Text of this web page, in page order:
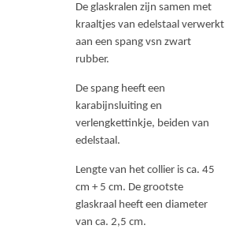
De glaskralen zijn samen met
kraaltjes van edelstaal verwerkt
aan een spang vsn zwart
rubber.
De spang heeft een
karabijnsluiting en
verlengkettinkje, beiden van
edelstaal.
Lengte van het collier is ca. 45
cm + 5 cm. De grootste
glaskraal heeft een diameter
van ca. 2,5 cm.